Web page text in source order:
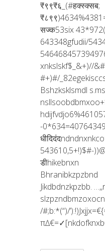
₹९९₹६_(#हक्स्क्सब;
सज्क53six
643348gfudii/
xnkslskf$_&+)//
#+)#/
Bshzksklsmdl
-
543610,5+!)$#-
डीhikebnxn
Bhranibkzpzbnd
Jikdbdnzkpzbb.
/#;b:*(“)/